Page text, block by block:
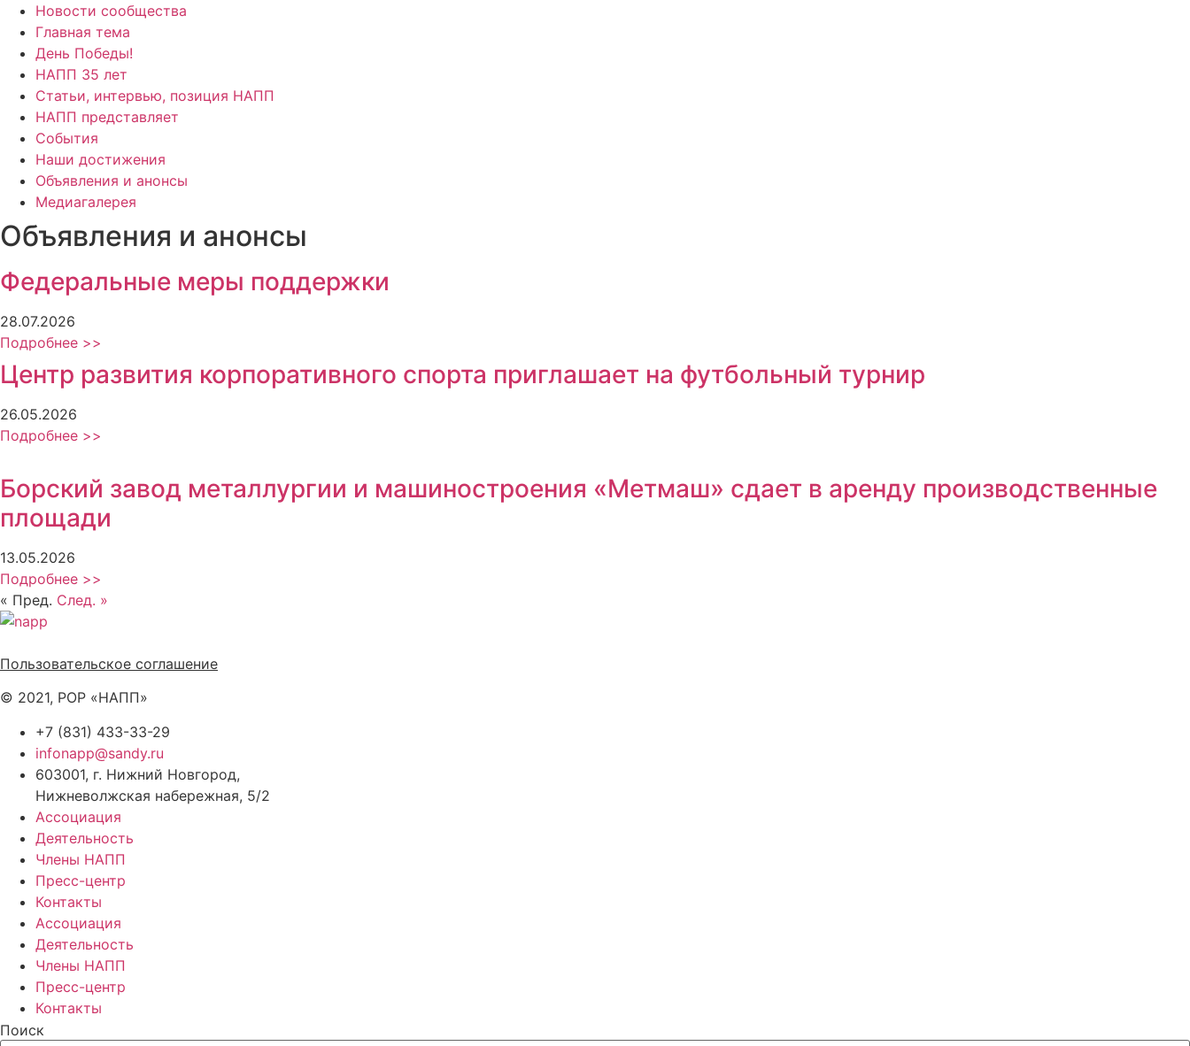
Новости сообщества
Главная тема
День Победы!
НАПП 35 лет
Статьи, интервью, позиция НАПП
НАПП представляет
События
Наши достижения
Объявления и анонсы
Медиагалерея
Объявления и анонсы
Федеральные меры поддержки
28.07.2026
Подробнее >>
Центр развития корпоративного спорта приглашает на футбольный турнир
26.05.2026
Подробнее >>
Борский завод металлургии и машиностроения «Метмаш» сдает в аренду производственные
площади
13.05.2026
Подробнее >>
« Пред. След. »
Пользовательское соглашение
© 2021, РОР «НАПП»
+7 (831) 433-33-29
infonapp@sandy.ru
603001, г. Нижний Новгород,
Нижневолжская набережная, 5/2
Ассоциация
Деятельность
Члены НАПП
Пресс-центр
Контакты
Ассоциация
Деятельность
Члены НАПП
Пресс-центр
Контакты
Поиск